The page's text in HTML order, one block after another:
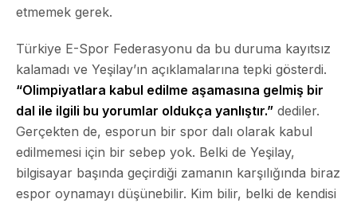
etmemek gerek.
Türkiye E-Spor Federasyonu da bu duruma kayıtsız
kalamadı ve Yeşilay’ın açıklamalarına tepki gösterdi.
“Olimpiyatlara kabul edilme aşamasına gelmiş bir
dal ile ilgili bu yorumlar oldukça yanlıştır.” dediler.
Gerçekten de, esporun bir spor dalı olarak kabul
edilmemesi için bir sebep yok. Belki de Yeşilay,
bilgisayar başında geçirdiği zamanın karşılığında biraz
espor oynamayı düşünebilir. Kim bilir, belki de kendisi